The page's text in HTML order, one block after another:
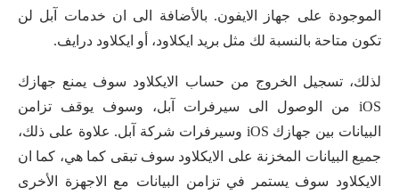
الموجودة على جهاز الايفون. بالأضافة الى ان خدمات آبل لن
تكون متاحة بالنسبة لك مثل بريد ايكلاود، أو ايكلاود درايف.
لذلك، تسجيل الخروج من حساب الايكلاود سوف يمنع جهازك
iOS من الوصول الى سيرفرات آبل، وسوف يوقف تزامن
البيانات بين جهازك iOS وسيرفرات شركة آبل. علاوة على ذلك،
جميع البيانات المخزنة على الايكلاود سوف تبقى كما هي، كما ان
الايكلاود سوف يستمر في تزامن البيانات مع الاجهزة الأخرى